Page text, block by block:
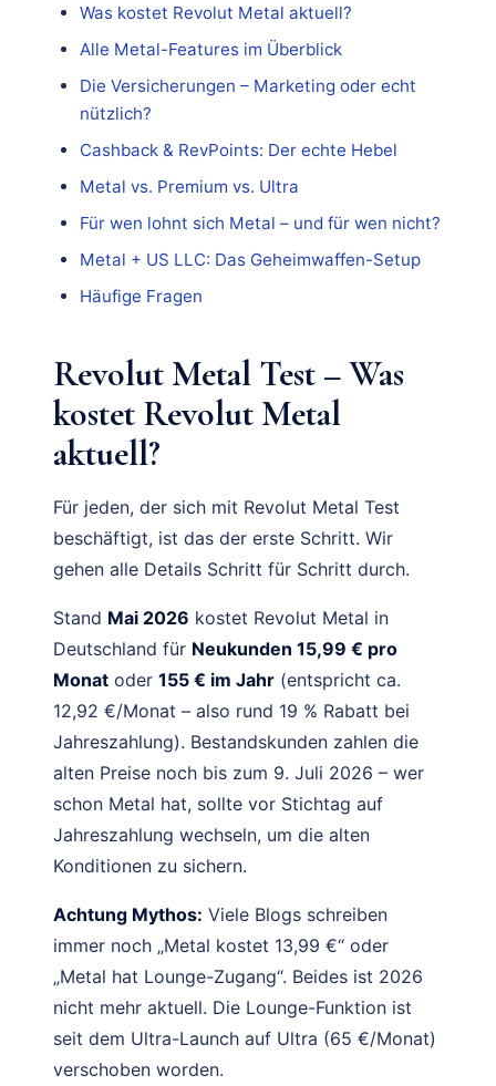
Was kostet Revolut Metal aktuell?
Alle Metal-Features im Überblick
Die Versicherungen – Marketing oder echt
nützlich?
Cashback & RevPoints: Der echte Hebel
Metal vs. Premium vs. Ultra
Für wen lohnt sich Metal – und für wen nicht?
Metal + US LLC: Das Geheimwaffen-Setup
Häufige Fragen
Revolut Metal Test – Was
kostet Revolut Metal
aktuell?
Für jeden, der sich mit Revolut Metal Test
beschäftigt, ist das der erste Schritt. Wir
gehen alle Details Schritt für Schritt durch.
Stand Mai 2026 kostet Revolut Metal in
Deutschland für Neukunden 15,99 € pro
Monat oder 155 € im Jahr (entspricht ca.
12,92 €/Monat – also rund 19 % Rabatt bei
Jahreszahlung). Bestandskunden zahlen die
alten Preise noch bis zum 9. Juli 2026 – wer
schon Metal hat, sollte vor Stichtag auf
Jahreszahlung wechseln, um die alten
Konditionen zu sichern.
Achtung Mythos: Viele Blogs schreiben
immer noch „Metal kostet 13,99 €“ oder
„Metal hat Lounge-Zugang“. Beides ist 2026
nicht mehr aktuell. Die Lounge-Funktion ist
seit dem Ultra-Launch auf Ultra (65 €/Monat)
verschoben worden.